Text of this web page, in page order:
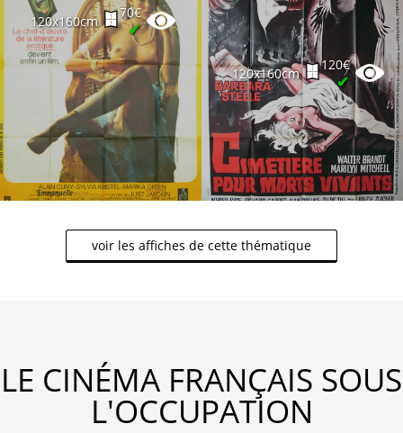
120x160cm
70€
✔
120x160cm
120€
✔
voir les affiches de cette thématique
LE CINÉMA FRANÇAIS SOUS
L'OCCUPATION